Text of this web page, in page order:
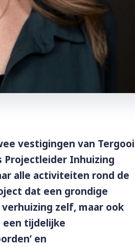
vestigingen van Tergooi
Projectleider Inhuizing
alle activiteiten rond de
dat een grondige
zelf, maar ook
een tijdelijke
en